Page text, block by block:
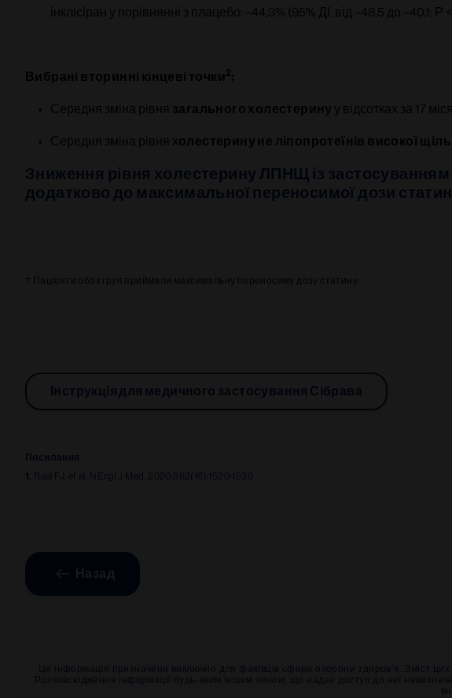
інклісіран у порівнянні з плацебо: –44,3% (95% ДІ, від –48,5 до –40,1; Р
Вибрані вторинні кінцеві точки 2:
Середня зміна рівня загального холестерину у відсотках за 17
Середня зміна рівня холестерину не ліпопротеїнів високої
Зниження рівня холестерину ЛПНЩ із застосуванням
додатково до максимальної переносимої дози
† Пацієнти обох груп приймали максимальну переносиму дозу статину.
Інструкція для медичного застосування Сібрава
Посилання
1.
Raal FJ, et al. N Engl J Med. 2020;382(16):1520-1530
Назад
Ця інформація призначена виключно для фахівців сфери охорони здоров’я. Зміст
Розповсюдження інформації будь-яким іншим чином, що надає доступ до неї